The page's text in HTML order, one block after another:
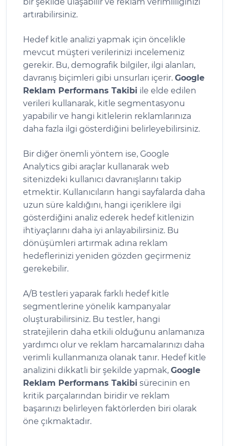
bir şekilde ulaşabilir ve reklam verimliliğinizi
artırabilirsiniz.
Hedef kitle analizi yapmak için öncelikle
mevcut müşteri verilerinizi incelemeniz
gerekir. Bu, demografik bilgiler, ilgi alanları,
davranış biçimleri gibi unsurları içerir. Google
Reklam Performans Takibi ile elde edilen
verileri kullanarak, kitle segmentasyonu
yapabilir ve hangi kitlelerin reklamlarınıza
daha fazla ilgi gösterdiğini belirleyebilirsiniz.
Bir diğer önemli yöntem ise, Google
Analytics gibi araçlar kullanarak web
sitenizdeki kullanıcı davranışlarını takip
etmektir. Kullanıcıların hangi sayfalarda daha
uzun süre kaldığını, hangi içeriklere ilgi
gösterdiğini analiz ederek hedef kitlenizin
ihtiyaçlarını daha iyi anlayabilirsiniz. Bu
dönüşümleri artırmak adına reklam
hedeflerinizi yeniden gözden geçirmeniz
gerekebilir.
A/B testleri yaparak farklı hedef kitle
segmentlerine yönelik kampanyalar
oluşturabilirsiniz. Bu testler, hangi
stratejilerin daha etkili olduğunu anlamanıza
yardımcı olur ve reklam harcamalarınızı daha
verimli kullanmanıza olanak tanır. Hedef kitle
analizini dikkatli bir şekilde yapmak, Google
Reklam Performans Takibi sürecinin en
kritik parçalarından biridir ve reklam
başarınızı belirleyen faktörlerden biri olarak
öne çıkmaktadır.